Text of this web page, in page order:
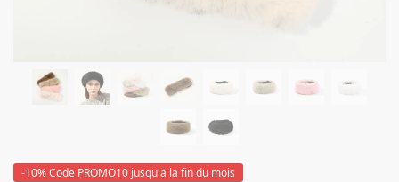
-10% Code PROMO10 jusqu'a la fin du mois